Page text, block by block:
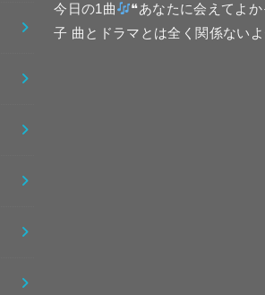
今日の1曲
❝あなたに会えてよか
子 曲とドラマとは全く関係ない